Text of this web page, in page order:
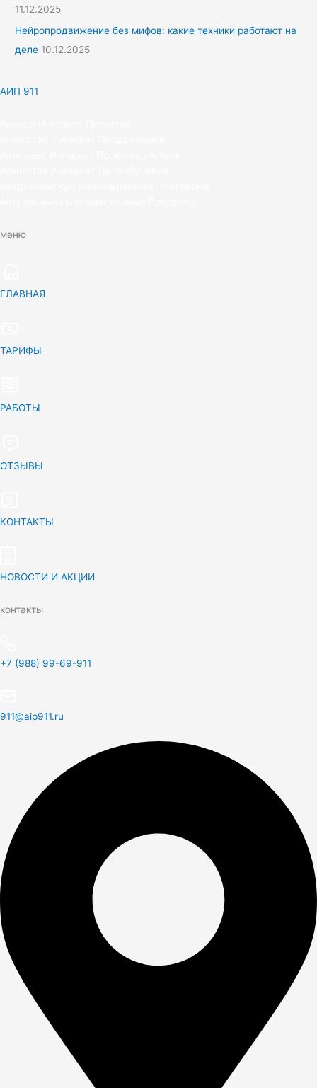
11.12.2025
Нейропродвижение без мифов: какие техники работают на
деле 10.12.2025
АИП 911
меню
ГЛАВНАЯ
ТАРИФЫ
РАБОТЫ
ОТЗЫВЫ
КОНТАКТЫ
НОВОСТИ И АКЦИИ
контакты
+7 (988) 99-69-911
911@aip911.ru